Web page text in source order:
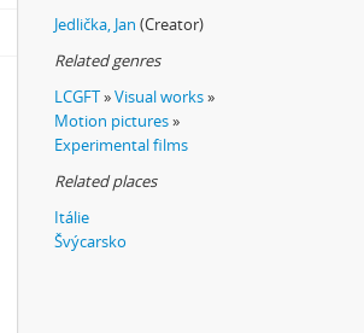
Jedlička, Jan (Creator)
Related genres
LCGFT»Visual works»
Motion pictures»
Experimental films
Related places
Itálie
Švýcarsko